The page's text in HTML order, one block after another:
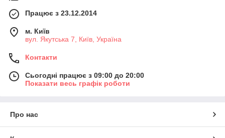
Працює з 23.12.2014
м. Київ
вул. Якутська 7, Київ, Україна
Контакти
Сьогодні працює з 09:00 до 20:00
Показати весь графік роботи
Про нас